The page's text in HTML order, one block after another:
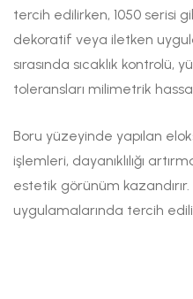
tercih edilirken, 1050 serisi
dekoratif veya iletken
sırasında sıcaklık
toleransları milimetrik
Boru yüzeyinde yapılan
işlemleri, dayanıklılığı
estetik görünüm
uygulamalarında tercih